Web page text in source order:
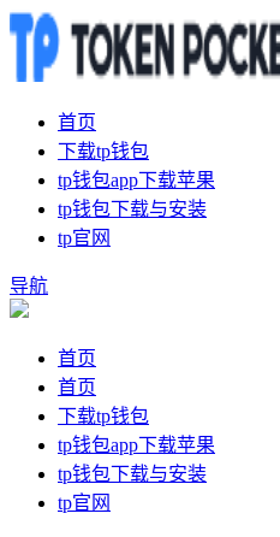
首页
下载tp钱包
tp钱包app下载苹果
tp钱包下载与安装
tp官网
导航
首页
首页
下载tp钱包
tp钱包app下载苹果
tp钱包下载与安装
tp官网